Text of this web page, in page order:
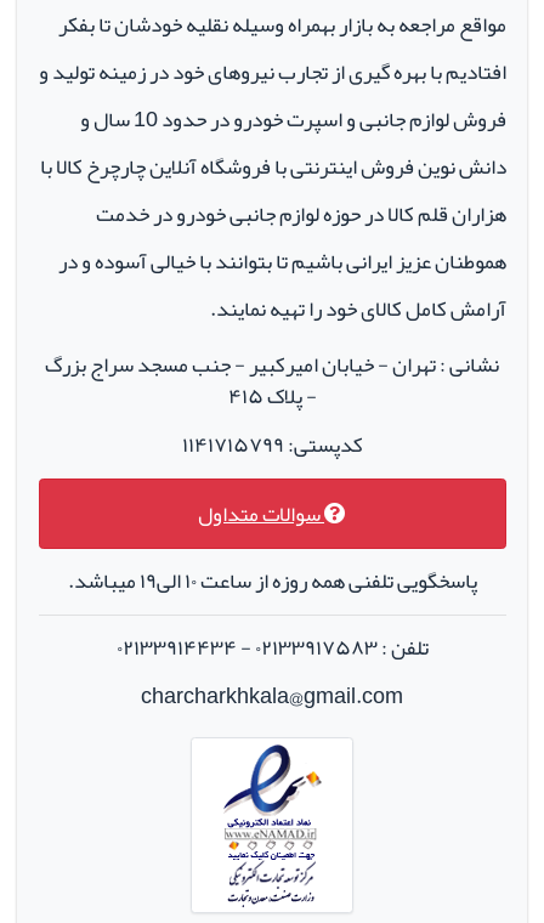
مواقع مراجعه به بازار بهمراه وسیله نقلیه خودشان تا بفکر
افتادیم با بهره گیری از تجارب نیروهای خود در زمینه تولید و
فروش لوازم جانبی و اسپرت خودرو در حدود 10 سال و
دانش نوین فروش اینترنتی با فروشگاه آنلاین چارچرخ کالا با
هزاران قلم کالا در حوزه لوازم جانبی خودرو در خدمت
هموطنان عزیز ایرانی باشیم تا بتوانند با خیالی آسوده و در
آرامش کامل کالای خود را تهیه نمایند.
نشانی : تهران - خیابان امیرکبیر - جنب مسجد سراج بزرگ
- پلاک ۴۱۵
کدپستی: ۱۱۴۱۷۱۵۷۹۹
سوالات متداول
پاسخگویی تلفنی همه روزه از ساعت ۱۰ الی۱۹ میباشد.
تلفن : ۰۲۱۳۳۹۱۷۵۸۳ - ۰۲۱۳۳۹۱۴۴۳۴
charcharkhkala@gmail.com